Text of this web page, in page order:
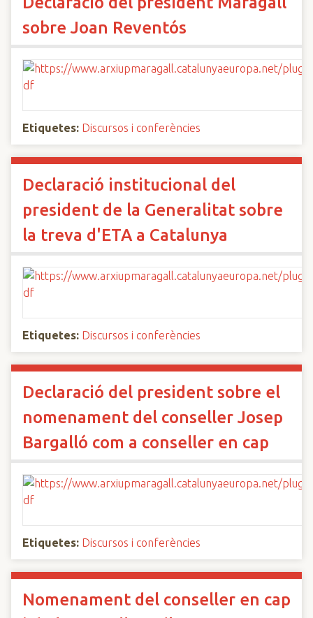
sobre Joan Reventós
Etiquetes: Discursos i conferències
Declaració institucional del
president de la Generalitat sobre
la treva d'ETA a Catalunya
Etiquetes: Discursos i conferències
Declaració del president sobre el
nomenament del conseller Josep
Bargalló com a conseller en cap
Etiquetes: Discursos i conferències
Nomenament del conseller en cap